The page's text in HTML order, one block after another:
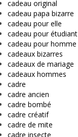
cadeau original
cadeau papa bizarre
cadeau pour elle
cadeau pour étudiant
cadeau pour homme
cadeaux bizarres
cadeaux de mariage
cadeaux hommes
cadre
cadre ancien
cadre bombé
cadre créatif
cadre de mite
cadre insecte